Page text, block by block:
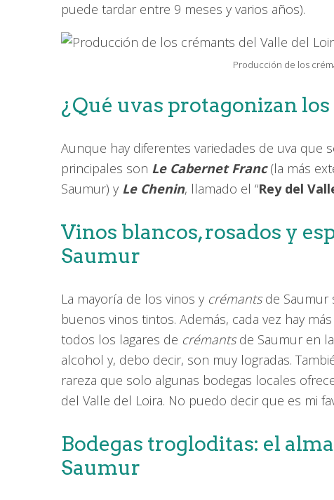
puede tardar entre 9 meses y varios años).
Producción de los
¿Qué uvas protagonizan
Aunque hay diferentes variedades de uva que
principales son Le Cabernet Franc(la más
Saumur) y Le Chenin, llamado el “Rey del
Vinos blancos, rosados y
Saumur
La mayoría de los vinos y crémantsde Saumur
buenos vinos tintos. Además, cada vez hay
todos los lagares de crémantsde Saumur en
alcohol y, debo decir, son muy logradas.
rareza que solo algunas bodegas locales
del Valle del Loira. No puedo decir que es mi
Bodegas trogloditas: el
Saumur